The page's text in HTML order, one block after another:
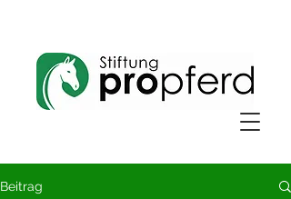
Beitrag